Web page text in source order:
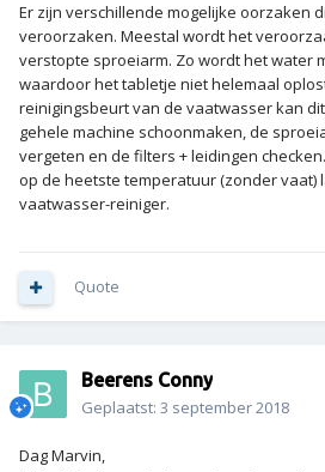
Er zijn verschillende mogelijke oorzaken
veroorzaken. Meestal wordt het
verstopte sproeiarm. Zo wordt het water
waardoor het tabletje niet helemaal
reinigingsbeurt van de vaatwasser kan
gehele machine schoonmaken, de
vergeten en de filters + leidingen
op de heetste temperatuur (zonder vaat)
vaatwasser-reiniger.
Quote
Beerens Conny
Geplaatst: 3 september 2018
Dag Marvin,